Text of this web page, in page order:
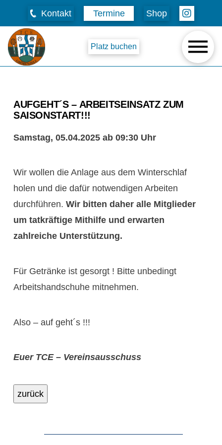
Kontakt Termine Shop
Platz buchen
AUFGEHT´S – ARBEITSEINSATZ ZUM
SAISONSTART!!!
Samstag, 05.04.2025 ab 09:30 Uhr
Wir wollen die Anlage aus dem Winterschlaf
holen und die dafür notwendigen Arbeiten
durchführen. Wir bitten daher alle Mitglieder
um tatkräftige Mithilfe und erwarten
zahlreiche Unterstützung.
Für Getränke ist gesorgt ! Bitte unbedingt
Arbeitshandschuhe mitnehmen.
Also – auf geht´s !!!
Euer TCE – Vereinsausschuss
zurück